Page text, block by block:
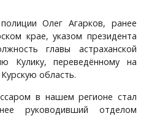
Олег Агарков, ранее
крае, указом президента
главы астраханской
Кулику, переведённому на
область.
в нашем регионе стал
руководивший отделом